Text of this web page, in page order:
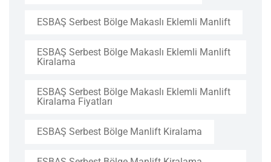
ESBAŞ Serbest Bölge Makaslı Eklemli Manlift
ESBAŞ Serbest Bölge Makaslı Eklemli Manlift
Kiralama
ESBAŞ Serbest Bölge Makaslı Eklemli Manlift
Kiralama Fiyatları
ESBAŞ Serbest Bölge Manlift Kiralama